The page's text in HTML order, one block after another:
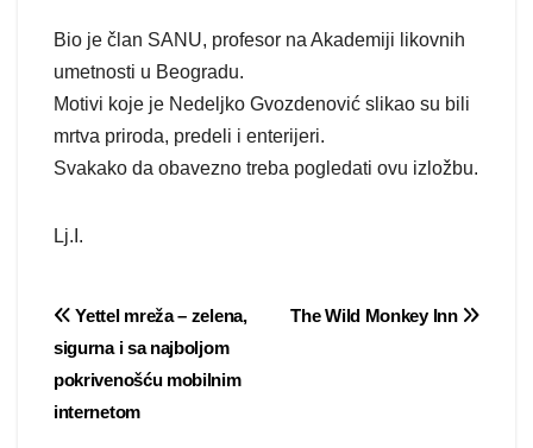
Bio je član SANU, profesor na Akademiji likovnih
umetnosti u Beogradu.
Motivi koje je Nedeljko Gvozdenović slikao su bili
mrtva priroda, predeli i enterijeri.
Svakako da obavezno treba pogledati ovu izložbu.
Lj.I.
Post
navigation
The Wild Monkey Inn
Yettel mreža – zelena,
sigurna i sa najboljom
pokrivenošću mobilnim
internetom